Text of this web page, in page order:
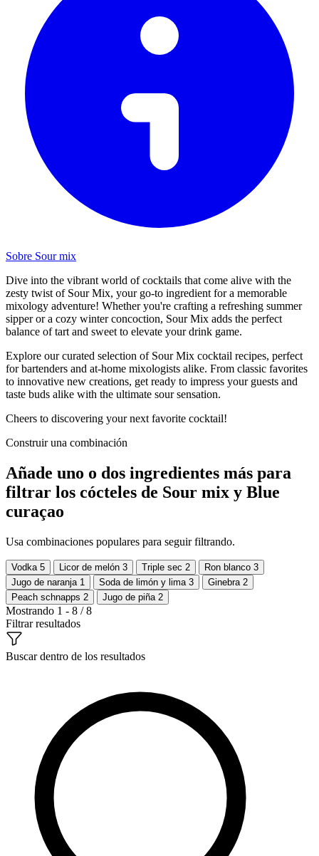
Sobre Sour mix
Dive into the vibrant world of cocktails that come alive with the
zesty twist of Sour Mix, your go-to ingredient for a memorable
mixology adventure! Whether you're crafting a refreshing summer
sipper or a cozy winter concoction, Sour Mix adds the perfect
balance of tart and sweet to elevate your drink game.
Explore our curated selection of Sour Mix cocktail recipes, perfect
for bartenders and at-home mixologists alike. From classic favorites
to innovative new creations, get ready to impress your guests and
taste buds alike with the ultimate sour sensation.
Cheers to discovering your next favorite cocktail!
Construir una combinación
Añade uno o dos ingredientes más para
filtrar los cócteles de Sour mix y Blue
curaçao
Usa combinaciones populares para seguir filtrando.
Vodka 5 Licor de melón 3 Triple sec 2 Ron blanco 3
Jugo de naranja 1 Soda de limón y lima 3 Ginebra 2
Peach schnapps 2 Jugo de piña 2
Mostrando 1 - 8 / 8
Filtrar resultados
Buscar dentro de los resultados